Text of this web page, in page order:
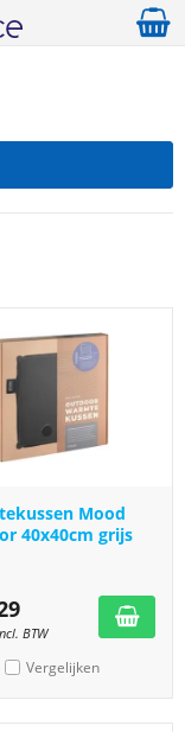
Mood
40x40cm grijs
BTW
Vergelijken